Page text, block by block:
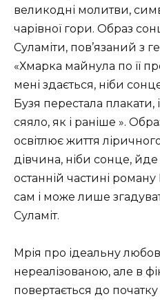
великодні молитви,
чарівної гори. Образ
Суламіти, пов’язаний з
«Хмарка майнула по її
мені здається, ніби
Бузя перестала плакати,
сяяло, як і раніше ».
освітлює життя
дівчина, ніби сонце, йде
останній частині
сам і може лише
Суламіт.
Мрія про ідеальну
нереалізованою, але в
повертається до